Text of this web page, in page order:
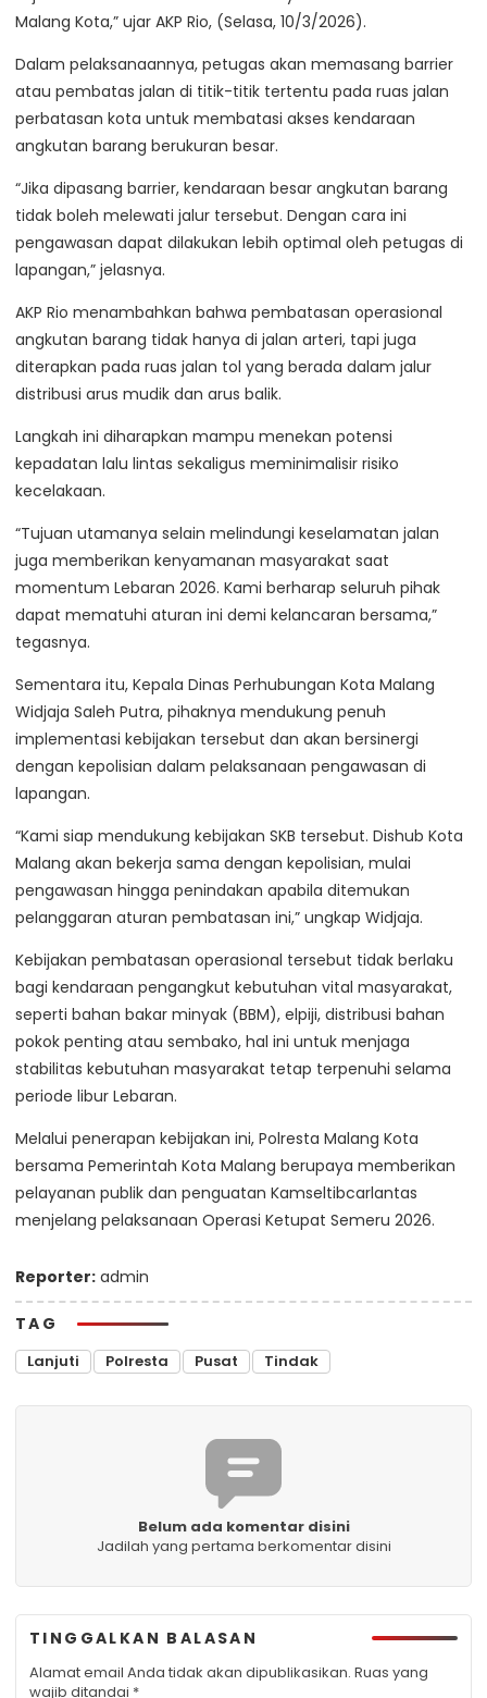
Malang Kota,” ujar AKP Rio, (Selasa, 10/3/2026).
Dalam pelaksanaannya, petugas akan memasang barrier
atau pembatas jalan di titik-titik tertentu pada ruas jalan
perbatasan kota untuk membatasi akses kendaraan
angkutan barang berukuran besar.
“Jika dipasang barrier, kendaraan besar angkutan barang
tidak boleh melewati jalur tersebut. Dengan cara ini
pengawasan dapat dilakukan lebih optimal oleh petugas di
lapangan,” jelasnya.
AKP Rio menambahkan bahwa pembatasan operasional
angkutan barang tidak hanya di jalan arteri, tapi juga
diterapkan pada ruas jalan tol yang berada dalam jalur
distribusi arus mudik dan arus balik.
Langkah ini diharapkan mampu menekan potensi
kepadatan lalu lintas sekaligus meminimalisir risiko
kecelakaan.
“Tujuan utamanya selain melindungi keselamatan jalan
juga memberikan kenyamanan masyarakat saat
momentum Lebaran 2026. Kami berharap seluruh pihak
dapat mematuhi aturan ini demi kelancaran bersama,”
tegasnya.
Sementara itu, Kepala Dinas Perhubungan Kota Malang
Widjaja Saleh Putra, pihaknya mendukung penuh
implementasi kebijakan tersebut dan akan bersinergi
dengan kepolisian dalam pelaksanaan pengawasan di
lapangan.
“Kami siap mendukung kebijakan SKB tersebut. Dishub Kota
Malang akan bekerja sama dengan kepolisian, mulai
pengawasan hingga penindakan apabila ditemukan
pelanggaran aturan pembatasan ini,” ungkap Widjaja.
Kebijakan pembatasan operasional tersebut tidak berlaku
bagi kendaraan pengangkut kebutuhan vital masyarakat,
seperti bahan bakar minyak (BBM), elpiji, distribusi bahan
pokok penting atau sembako, hal ini untuk menjaga
stabilitas kebutuhan masyarakat tetap terpenuhi selama
periode libur Lebaran.
Melalui penerapan kebijakan ini, Polresta Malang Kota
bersama Pemerintah Kota Malang berupaya memberikan
pelayanan publik dan penguatan Kamseltibcarlantas
menjelang pelaksanaan Operasi Ketupat Semeru 2026.
Reporter: admin
TAG
Lanjuti Polresta Pusat Tindak
Belum ada komentar disini
Jadilah yang pertama berkomentar disini
TINGGALKAN BALASAN
Alamat email Anda tidak akan dipublikasikan. Ruas yang
wajib ditandai *